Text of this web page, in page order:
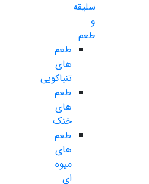
سلیقه
و
طعم
طعم
های
تنباکویی
طعم
های
خنک
طعم
های
میوه
ای